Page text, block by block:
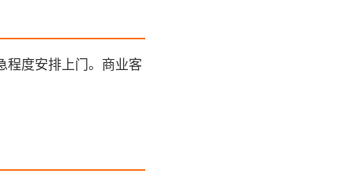
程度安排上门。商业客